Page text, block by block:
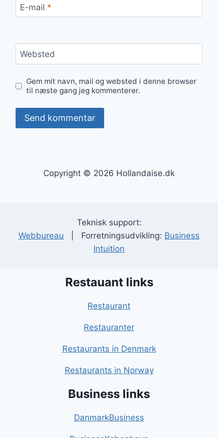
E-mail *
Websted
Gem mit navn, mail og websted i denne browser
til næste gang jeg kommenterer.
Copyright © 2026 Hollandaise.dk
Teknisk support:
Webbureau | Forretningsudvikling: Business
Intuition
Restauant links
Restaurant
Restauranter
Restaurants in Denmark
Restaurants in Norway
Business links
DanmarkBusiness